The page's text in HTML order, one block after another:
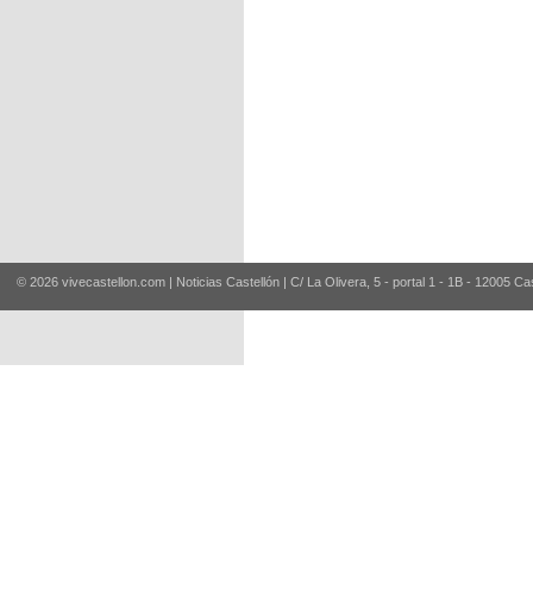
© 2026 vivecastellon.com | Noticias Castellón | C/ La Olivera, 5 - portal 1 - 1B - 12005